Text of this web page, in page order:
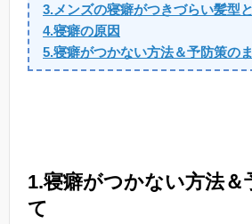
3.メンズの寝癖がつきづらい髪型
4.寝癖の原因
5.寝癖がつかない方法＆予防策の
1.寝癖がつかない方法＆
て